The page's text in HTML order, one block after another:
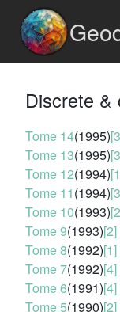
Discrete &
Tome 14(1995)
Tome 13(1995)
Tome 12(1994)
Tome 11(1994)
Tome 10(1993)
Tome 9(1993)[2]
Tome 8(1992)[1]
Tome 7(1992)[4]
Tome 6(1991)[4]
Tome 5(1990)[2]